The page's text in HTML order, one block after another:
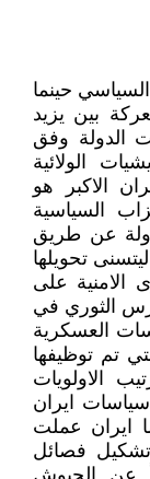
حينما
بين يزيد
الدولة وفق
الولائية
الاكبر هو
السياسية
عن طريق
تحويلها
على
الثوري في
العسكرية
تم توظيفها
الاولويات
ايران
ايران عملت
تشكيل فصائل